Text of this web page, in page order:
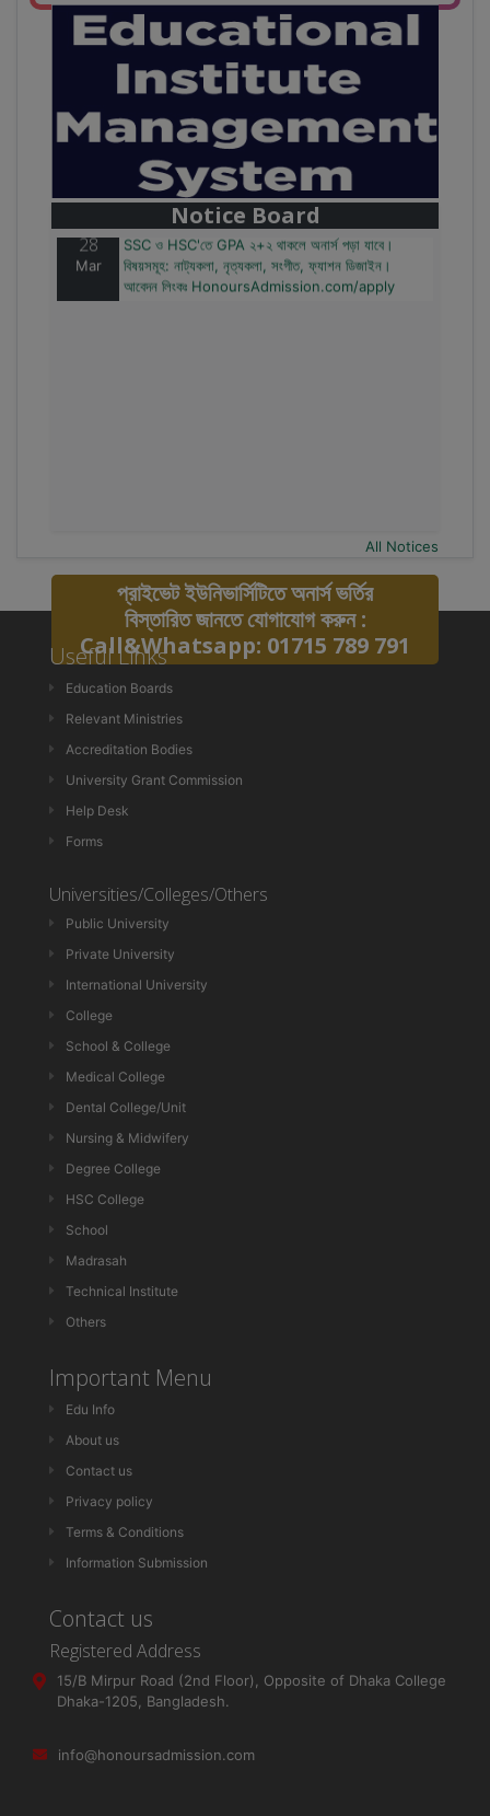
Notice Board
বাজেটের মধ্যে প্রাইভেট ইউনিভার্সিটিতে অনার্স পড়ার সুযোগ।
২০টির অধিক বিষয়, ৪ বছরে মোট খরচ ২ লক্ষ থেকে ৫ লক্ষ টাকা।
আবেদন লিংকঃ HonoursAdmission.com/apply
28
Mar
SSC ও HSC'তে GPA ২+২ থাকলে অনার্স পড়া যাবে।
বিষয়সমূহ: নাট্যকলা, নৃত্যকলা, সংগীত, ফ্যাশন ডিজাইন।
আবেদন লিংকঃ HonoursAdmission.com/apply
All Notices
প্রাইভেট ইউনিভার্সিটিতে অনার্স ভর্তির
বিস্তারিত জানতে যোগাযোগ করুন :
Call&Whatsapp: 01715 789 791
Useful Links
Education Boards
Relevant Ministries
Accreditation Bodies
University Grant Commission
Help Desk
Forms
Universities/Colleges/Others
Public University
Private University
International University
College
School & College
Medical College
Dental College/Unit
Nursing & Midwifery
Degree College
HSC College
School
Madrasah
Technical Institute
Others
Important Menu
Edu Info
About us
Contact us
Privacy policy
Terms & Conditions
Information Submission
Contact us
Registered Address
15/B Mirpur Road (2nd Floor), Opposite of Dhaka College
Dhaka-1205, Bangladesh.
info@honoursadmission.com